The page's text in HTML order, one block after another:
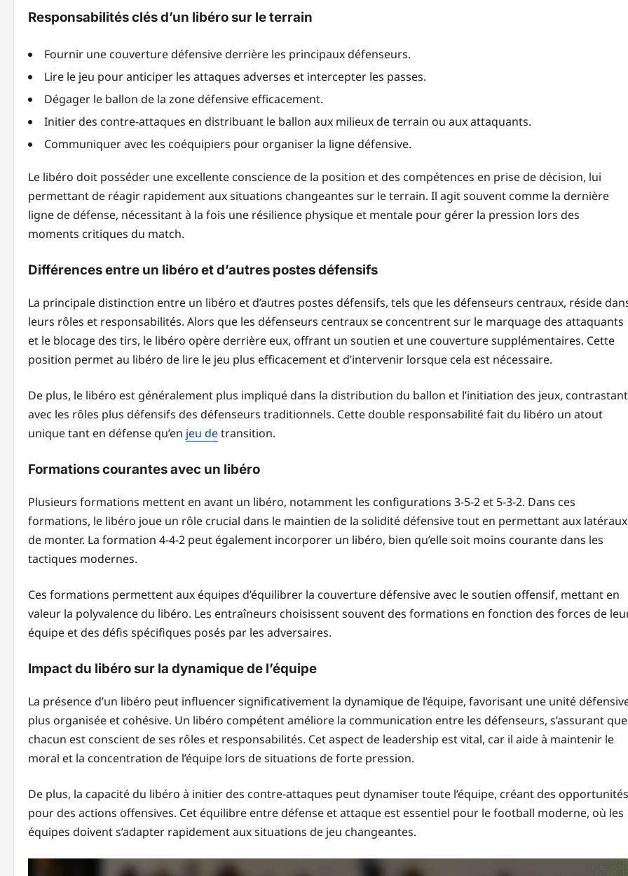
Responsabilités clés d’un libéro sur le terrain
Fournir une couverture défensive derrière les principaux défenseurs.
Lire le jeu pour anticiper les attaques adverses et intercepter les passes.
Dégager le ballon de la zone défensive efficacement.
Initier des contre-attaques en distribuant le ballon aux milieux de terrain ou aux attaquants.
Communiquer avec les coéquipiers pour organiser la ligne défensive.
Le libéro doit posséder une excellente conscience de la position et des compétences en prise de décision, lui
permettant de réagir rapidement aux situations changeantes sur le terrain. Il agit souvent comme la dernière
ligne de défense, nécessitant à la fois une résilience physique et mentale pour gérer la pression lors des
moments critiques du match.
Différences entre un libéro et d’autres postes défensifs
La principale distinction entre un libéro et d’autres postes défensifs, tels que les défenseurs centraux, réside
leurs rôles et responsabilités. Alors que les défenseurs centraux se concentrent sur le marquage des attaquants
et le blocage des tirs, le libéro opère derrière eux, offrant un soutien et une couverture supplémentaires. Cette
position permet au libéro de lire le jeu plus efficacement et d’intervenir lorsque cela est nécessaire.
De plus, le libéro est généralement plus impliqué dans la distribution du ballon et l’initiation des jeux, contrastant
avec les rôles plus défensifs des défenseurs traditionnels. Cette double responsabilité fait du libéro un atout
unique tant en défense qu’en jeu detransition.
Formations courantes avec un libéro
Plusieurs formations mettent en avant un libéro, notamment les configurations 3-5-2 et 5-3-2. Dans ces
formations, le libéro joue un rôle crucial dans le maintien de la solidité défensive tout en permettant aux latéraux
de monter. La formation 4-4-2 peut également incorporer un libéro, bien qu’elle soit moins courante dans les
tactiques modernes.
Ces formations permettent aux équipes d’équilibrer la couverture défensive avec le soutien offensif, mettant en
valeur la polyvalence du libéro. Les entraîneurs choisissent souvent des formations en fonction des forces de
équipe et des défis spécifiques posés par les adversaires.
Impact du libéro sur la dynamique de l’équipe
La présence d’un libéro peut influencer significativement la dynamique de l’équipe, favorisant une unité
plus organisée et cohésive. Un libéro compétent améliore la communication entre les défenseurs, s’assurant que
chacun est conscient de ses rôles et responsabilités. Cet aspect de leadership est vital, car il aide à maintenir le
moral et la concentration de l’équipe lors de situations de forte pression.
De plus, la capacité du libéro à initier des contre-attaques peut dynamiser toute l’équipe, créant des opportunités
pour des actions offensives. Cet équilibre entre défense et attaque est essentiel pour le football moderne, où les
équipes doivent s’adapter rapidement aux situations de jeu changeantes.